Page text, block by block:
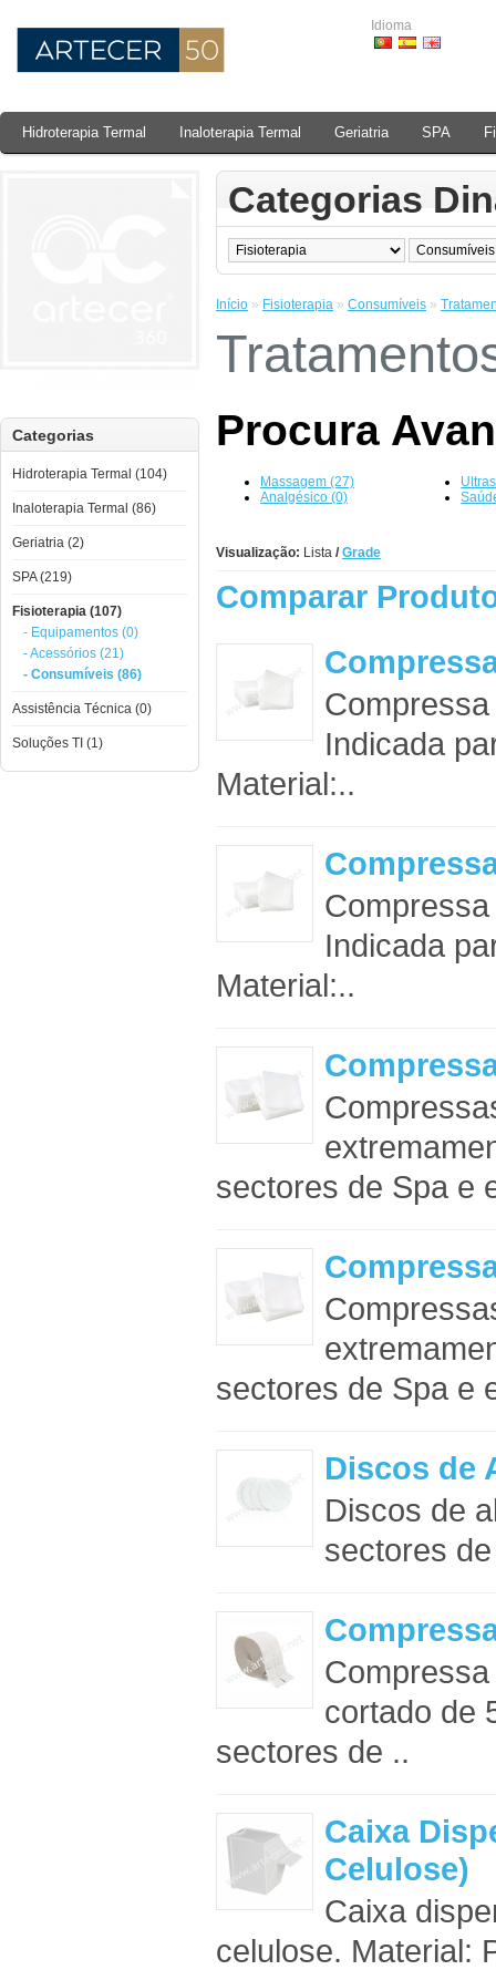
Idioma
Hidroterapia Termal Inaloterapia Termal Geriatria SPA
Categorias
Hidroterapia Termal (104)
Inaloterapia Termal (86)
Geriatria (2)
SPA (219)
Fisioterapia (107)
- Equipamentos (0)
- Acessórios (21)
- Consumíveis (86)
Assistência Técnica (0)
Soluções TI (1)
Categorias
Início » Fisioterapia » Consumíveis »
Procura
Massagem (27)
Analgésico (0)
Visualização: Lista / Grade
Comparar
Indicada
Material:..
Indicada
Material:..
sectores de Spa e
sectores de Spa e
Discos de
Discos de
sectores
cortado de
sectores de ..
Caixa
Celulose)
Caixa
celulose. Material: